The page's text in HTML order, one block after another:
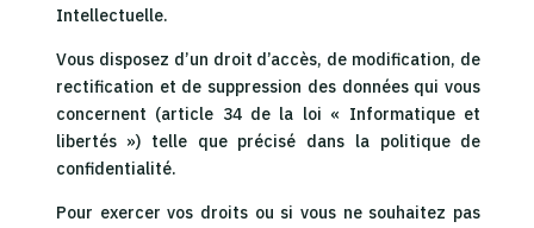
Intellectuelle.
Vous disposez d’un droit d’accès, de modification, de
rectification et de suppression des données qui vous
concernent (article 34 de la loi « Informatique et
libertés ») telle que précisé dans la politique de
confidentialité.
Pour exercer vos droits ou si vous ne souhaitez pas